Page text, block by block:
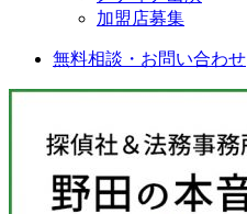
加盟店募集
無料相談・お問い合わせ